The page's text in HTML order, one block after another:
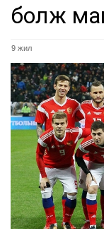
болж
9 жил